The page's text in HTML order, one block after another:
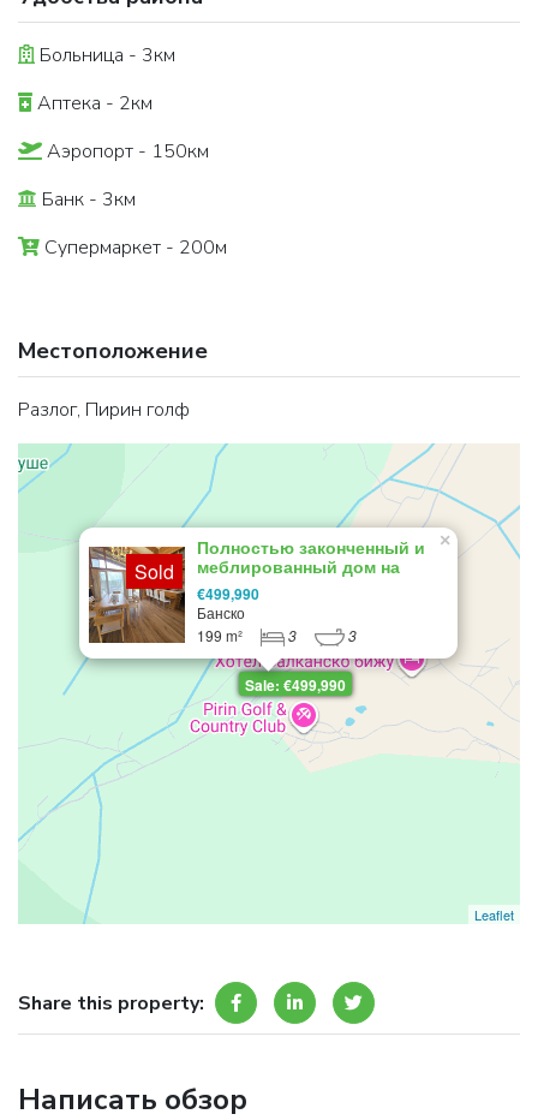
Больница - 3км
Аптека - 2км
Аэропорт - 150км
Банк - 3км
Супермаркет - 200м
Местоположение
Разлог, Пирин голф
Sale: €499,990
Sold
Полностью законченный и
меблированный дом на
продажу в гольф-клубе
«Пирин»: ваш выбор для
изысканной жизни!
€499,990
Банско
199 m²
3 3
×
Leaflet
Share this property:
Написать обзор